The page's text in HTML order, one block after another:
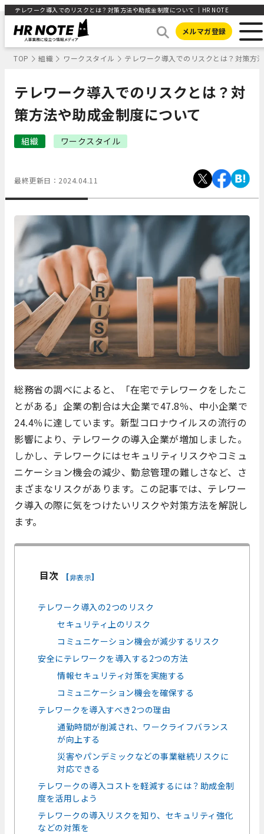
テレワーク導入でのリスクとは？対策方法や助成金制度について ｜HR NOTE
メルマガ登録
TOP 組織 ワークスタイル テレワーク導入でのリスクとは？対策方
テレワーク導入でのリスクとは？対
策方法や助成金制度について
組織 ワークスタイル
最終更新日： 2024.04.11
総務省の調べによると、「在宅でテレワークをしたこ
とがある」企業の割合は大企業で47.8％、中小企業で
24.4％に達しています。新型コロナウイルスの流行の
影響により、テレワークの導入企業が増加しました。
しかし、テレワークにはセキュリティリスクやコミュ
ニケーション機会の減少、勤怠管理の難しさなど、さ
まざまなリスクがあります。この記事では、テレワー
ク導入の際に気をつけたいリスクや対策方法を解説し
ます。
目次 [非表示]
テレワーク導入の2つのリスク
セキュリティ上のリスク
コミュニケーション機会が減少するリスク
安全にテレワークを導入する2つの方法
情報セキュリティ対策を実施する
コミュニケーション機会を確保する
テレワークを導入すべき2つの理由
通勤時間が削減され、ワークライフバランス
が向上する
災害やパンデミックなどの事業継続リスクに
対応できる
テレワークの導入コストを軽減するには？助成金制
度を活用しよう
テレワークの導入リスクを知り、セキュリティ強化
などの対策を